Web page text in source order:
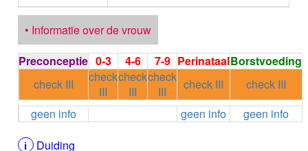
ALBIGLUTIDE
ALBUTREPENONACOG ALFA
Stollingsfactor IX; Factor IX
ALCOHOL
ETHANOL
ALECTINIB
ALEMTUZUMAB
ALENDRONAAT
ALENDRONAAT / VITAMINE D3 / CACO3
• Informatie over de vrouw
Preconceptie 0-3 4-6 7-9 PerinataalBorstvoeding
check III
check
III
check
III
check
III
check III
check III
geen info
geen info
geen info
Duiding